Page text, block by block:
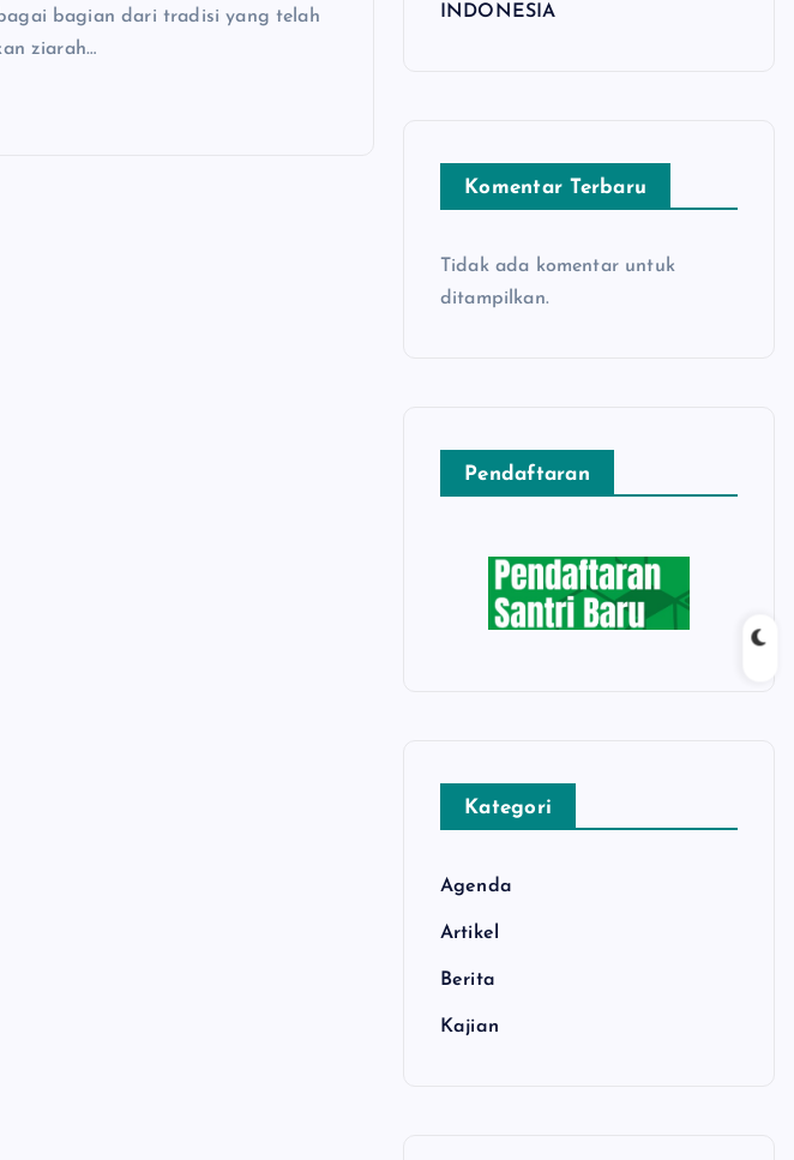
bagian dari tradisi yang telah
ziarah…
INDONESIA
Komentar Terbaru
Tidak ada komentar untuk
ditampilkan.
Pendaftaran
Kategori
Agenda
Artikel
Berita
Kajian